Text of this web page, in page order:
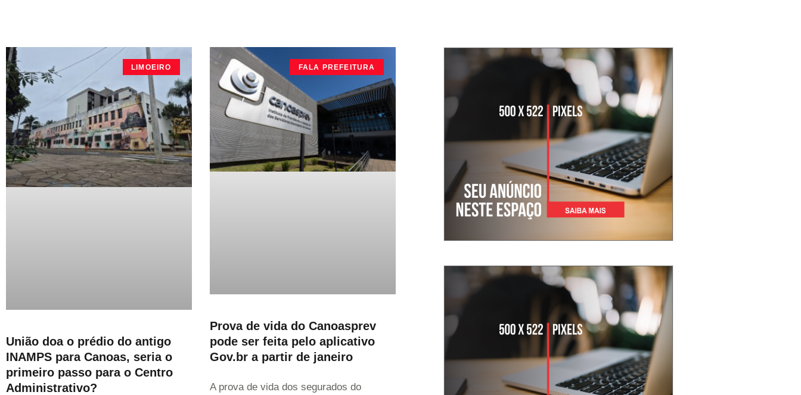
LIMOEIRO
União doa o prédio do antigo
INAMPS para Canoas, seria o
primeiro passo para o Centro
Administrativo?
FALA PREFEITURA
Prova de vida do Canoasprev
pode ser feita pelo aplicativo
Gov.br a partir de janeiro
A prova de vida dos segurados do